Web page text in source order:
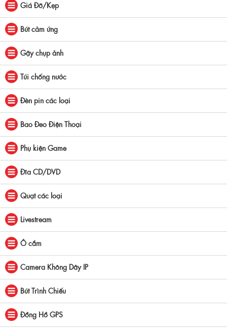
Giá Đỡ/Kẹp
Bút cảm ứng
Gậy chụp ảnh
Túi chống nước
Đèn pin các loại
Bao Đeo Điện Thoại
Phụ kiện Game
Đĩa CD/DVD
Quạt các loại
Livestream
Ô cắm
Camera Không Dây IP
Bút Trình Chiếu
Đồng Hồ GPS